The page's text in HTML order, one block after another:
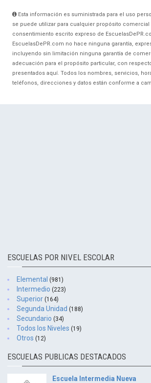
Esta información es suministrada para el uso
se puede utilizar para cualquier propósito comercial
consentimiento escrito expreso de
EscuelasDePR.com no hace ninguna garantía,
incluyendo sin limitación ninguna garantía de
adecuación para el propósito particular, con
presentados aquí. Todos los nombres, servicios,
teléfonos, direcciones y datos están conforme a
ESCUELAS POR NIVEL ESCOLAR
Elemental (981)
Intermedio (223)
Superior (164)
Segunda Unidad (188)
Secundario (34)
Todos los Niveles (19)
Otros (12)
ESCUELAS PUBLICAS DESTACADOS
Escuela Intermedia Nueva